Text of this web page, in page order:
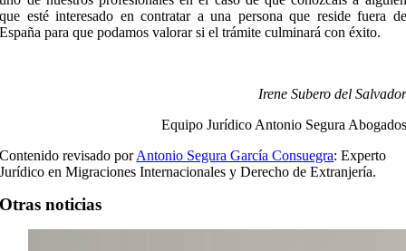
que esté interesado en contratar a una persona que reside fuera de
España para que podamos valorar si el trámite culminará con éxito.
Irene Subero del Salvador
Equipo Jurídico Antonio Segura Abogados
Contenido revisado porAntonio Segura García Consuegra: Experto
Jurídico en Migraciones Internacionales y Derecho de Extranjería.
Otras noticias